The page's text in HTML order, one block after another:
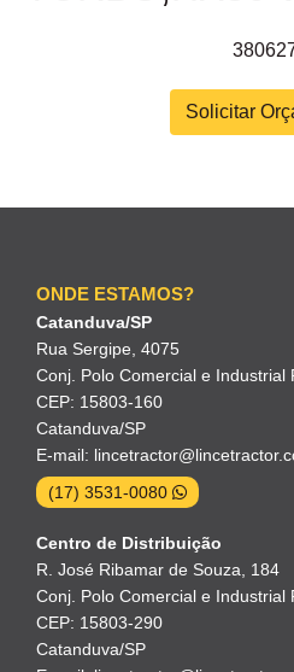
Solicitar
ONDE ESTAMOS?
Catanduva/SP
Rua Sergipe, 4075
Conj. Polo Comercial e Industrial
CEP: 15803-160
Catanduva/SP
E-mail:
(17) 3531-0080
Centro de Distribuição
R. José Ribamar de Souza, 184
Conj. Polo Comercial e Industrial
CEP: 15803-290
Catanduva/SP